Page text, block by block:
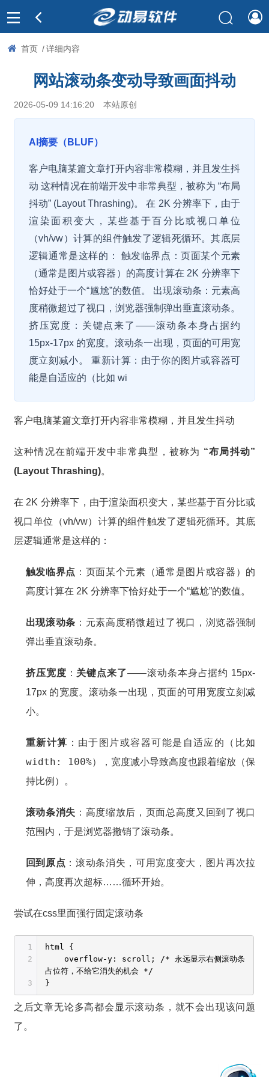
首页 / 详细内容
网站滚动条变动导致画面抖动
2026-05-09 14:16:20 本站原创
AI摘要（BLUF）
客户电脑某篇文章打开内容非常模糊，并且发生抖
动 这种情况在前端开发中非常典型，被称为 “布局
抖动” (Layout Thrashing)。 在 2K 分辨率下，由于
渲染面积变大，某些基于百分比或视口单位
（vh/vw）计算的组件触发了逻辑死循环。其底层
逻辑通常是这样的： 触发临界点：页面某个元素
（通常是图片或容器）的高度计算在 2K 分辨率下
恰好处于一个“尴尬”的数值。 出现滚动条：元素高
度稍微超过了视口，浏览器强制弹出垂直滚动条。
挤压宽度：关键点来了——滚动条本身占据约
15px-17px 的宽度。滚动条一出现，页面的可用宽
度立刻减小。 重新计算：由于你的图片或容器可
能是自适应的（比如 wi
客户电脑某篇文章打开内容非常模糊，并且发生抖动
这种情况在前端开发中非常典型，被称为 “布局抖动”
(Layout Thrashing)。
在 2K 分辨率下，由于渲染面积变大，某些基于百分比或
视口单位（vh/vw）计算的组件触发了逻辑死循环。其底
层逻辑通常是这样的：
触发临界点 ：页面某个元素（通常是图片或容器）的
高度计算在 2K 分辨率下恰好处于一个“尴尬”的数值。
出现滚动条 ：元素高度稍微超过了视口，浏览器强制
弹出垂直滚动条。
挤压宽度 ： 关键点来了——滚动条本身占据约 15px-
17px 的宽度。滚动条一出现，页面的可用宽度立刻减
小。
重新计算 ：由于图片或容器可能是自适应的（比如
width: 100%），宽度减小导致高度也跟着缩放（保
持比例）。
滚动条消失 ：高度缩放后，页面总高度又回到了视口
范围内，于是浏览器撤销了滚动条。
回到原点 ：滚动条消失，可用宽度变大，图片再次拉
伸，高度再次超标……循环开始。
尝试在css里面强行固定滚动条
1
2
3
html {
overflow-y: scroll; /* 永远显示右侧滚动条
占位符，不给它消失的机会 */
}
之后文章无论多高都会显示滚动条，就不会出现该问题
了。